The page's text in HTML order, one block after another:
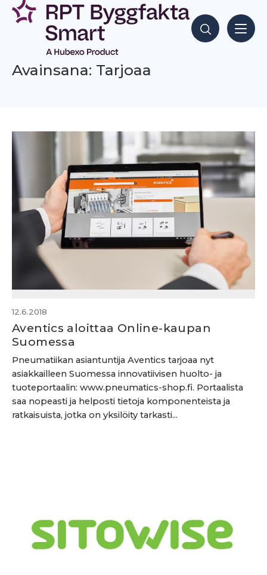
Siirry
sisältöön
Hae sisältöjä
Avainsana: Tarjoaa
12.6.2018
Aventics aloittaa Online-kaupan
Suomessa
Pneumatiikan asiantuntija Aventics tarjoaa nyt
asiakkailleen Suomessa innovatiivisen huolto- ja
tuoteportaalin: www.pneumatics-shop.fi. Portaalista
saa nopeasti ja helposti tietoja komponenteista ja
ratkaisuista, jotka on yksilöity tarkasti...